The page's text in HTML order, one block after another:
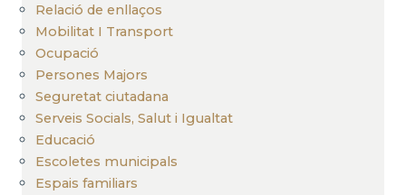
Relació de enllaços
Mobilitat I Transport
Ocupació
Persones Majors
Seguretat ciutadana
Serveis Socials, Salut i Igualtat
Educació
Escoletes municipals
Espais familiars